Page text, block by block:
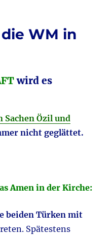
WM in
wird es
Sachen Özil und
nicht geglättet.
Amen in der Kirche:
beiden Türken mit
Spätestens